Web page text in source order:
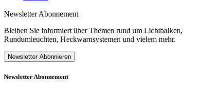
Newsletter Abonnement
Bleiben Sie informiert über Themen rund um Lichtbalken,
Rundumleuchten, Heckwarnsystemen und vielem mehr.
Newsletter Abonnieren
Newsletter Abonnement